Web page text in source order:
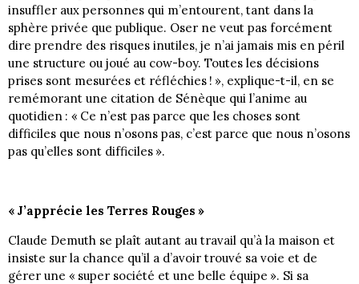
insuffler aux personnes qui m’entourent, tant dans la
sphère privée que publique. Oser ne veut pas forcément
dire prendre des risques inutiles, je n’ai jamais mis en péril
une structure ou joué au cow-boy. Toutes les décisions
prises sont mesurées et réfléchies ! », explique-t-il, en se
remémorant une citation de Sénèque qui l’anime au
quotidien : « Ce n’est pas parce que les choses sont
difficiles que nous n’osons pas, c’est parce que nous n’osons
pas qu’elles sont difficiles ».
« J’apprécie les Terres Rouges »
Claude Demuth se plaît autant au travail qu’à la maison et
insiste sur la chance qu’il a d’avoir trouvé sa voie et de
gérer une « super société et une belle équipe ». Si sa